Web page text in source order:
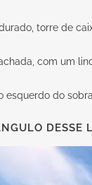
torre de
com um
esquerdo do
DESSE